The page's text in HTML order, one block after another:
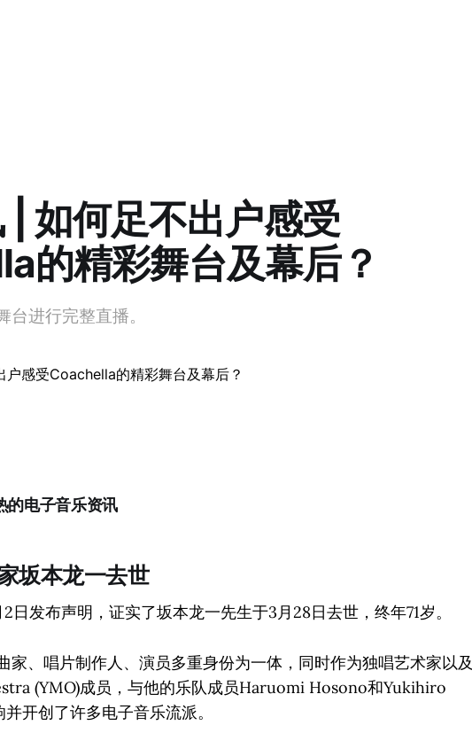
| 如何足不出户感受
的精彩舞台及幕后？
进行完整直播。
的电子音乐资讯
坂本龙一去世
日发布声明，证实了坂本龙一先生于3月28日去世，终年71岁。
家、唱片制作人、演员多重身份为一体，同时作为独唱艺术家以及
(YMO)成员，与他的乐队成员Haruomi Hosono和Yukihiro
开创了许多电子音乐流派。